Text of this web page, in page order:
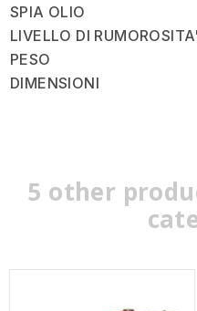
SPIA OLIO
LIVELLO DI RUMOROSITA'
PESO
DIMENSIONI
5 other